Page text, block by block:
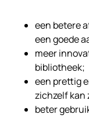
een betere
een goede
meer
bibliotheek;
een prettig
zichzelf kan
beter